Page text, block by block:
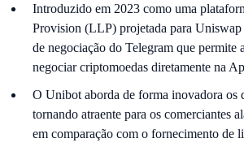
Introduzido em 2023 como uma
Provision (LLP) projetada para
de negociação do Telegram que permite
negociar criptomoedas diretamente na
O Unibot aborda de forma inovadora os
tornando atraente para os comerciantes
em comparação com o fornecimento de